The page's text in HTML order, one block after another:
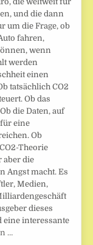
und die dann
um die Frage, ob
fahren,
wenn
werden
einen
tatsächlich CO2
Ob das
die Daten, auf
eine
Ob
Theorie
aber die
Angst macht. Es
Medien,
dieses
eine interessante
…